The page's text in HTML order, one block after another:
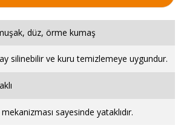
düz, örme kumaş
silinebilir ve kuru temizlemeye uygundur.
mekanizması sayesinde yataklıdır.